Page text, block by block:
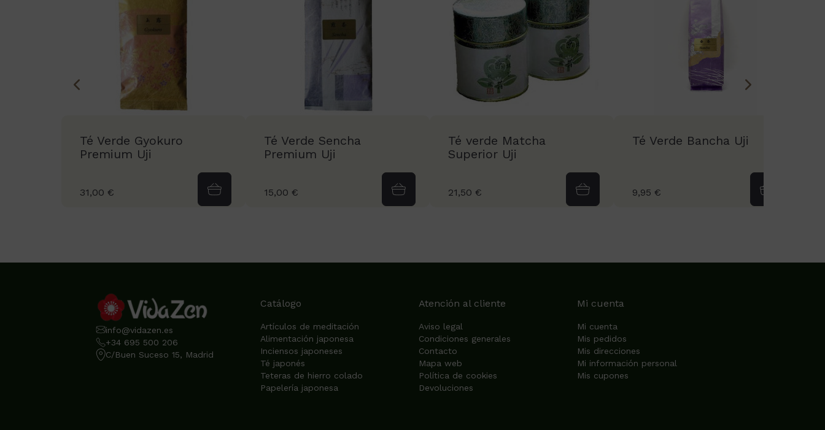
Té Verde Gyokuro
Premium Uji
31,00 €
Té Verde Sencha
Premium Uji
15,00 €
Té verde Matcha
Superior Uji
21,50 €
Té Verde Bancha Uji
9,95 €
info@vidazen.es
+34 695 500 206
C/Buen Suceso 15, Madrid
Catálogo
Artículos de meditación
Alimentación japonesa
Inciensos japoneses
Té japonés
Teteras de hierro colado
Papelería japonesa
Atención al cliente
Aviso legal
Condiciones generales
Contacto
Mapa web
Política de cookies
Devoluciones
Mi cuenta
Mi cuenta
Mis pedidos
Mis direcciones
Mi información personal
Mis cupones